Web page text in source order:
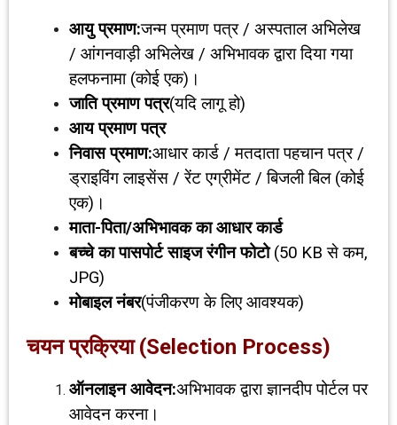
आयु प्रमाण:जन्म प्रमाण पत्र / अस्पताल अभिलेख
/ आंगनवाड़ी अभिलेख / अभिभावक द्वारा दिया गया
हलफनामा (कोई एक)।
जाति प्रमाण पत्र(यदि लागू हो)
आय प्रमाण पत्र
निवास प्रमाण:आधार कार्ड / मतदाता पहचान पत्र /
ड्राइविंग लाइसेंस / रेंट एग्रीमेंट / बिजली बिल (कोई
एक)।
माता-पिता/अभिभावक का आधार कार्ड
बच्चे का पासपोर्ट साइज रंगीन फोटो(50 KB से कम,
JPG)
मोबाइल नंबर(पंजीकरण के लिए आवश्यक)
चयन प्रक्रिया (Selection Process)
ऑनलाइन आवेदन:अभिभावक द्वारा ज्ञानदीप पोर्टल पर
आवेदन करना।